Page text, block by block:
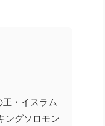
・イスラム
ングソロモン